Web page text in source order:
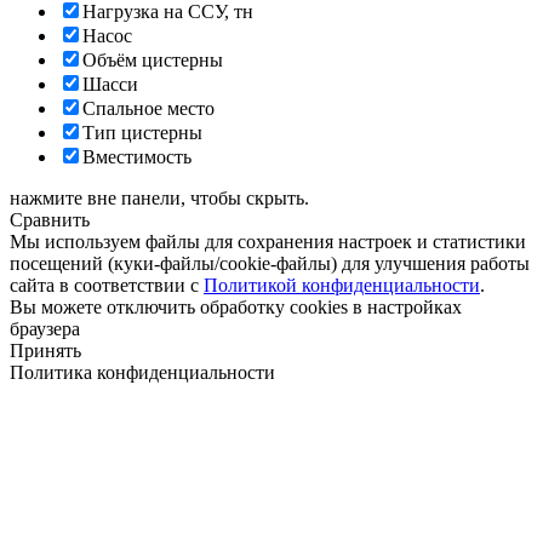
Нагрузка на ССУ, тн
Насос
Объём цистерны
Шасси
Спальное место
Тип цистерны
Вместимость
нажмите вне панели, чтобы скрыть.
Сравнить
Мы используем файлы для сохранения настроек и статистики
посещений (куки-файлы/cookie-файлы) для улучшения работы
сайта в соответствии с Политикой конфиденциальности.
Вы можете отключить обработку cookies в настройках
браузера
Принять
Политика конфиденциальности